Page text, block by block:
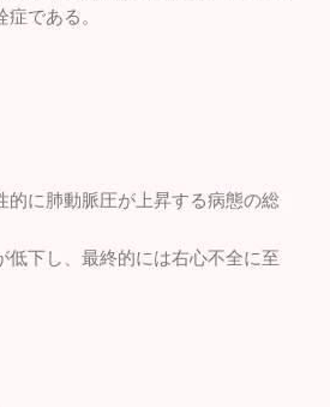
である。
的に肺動脈圧が上昇する病態の総
低下し、最終的には右心不全に至